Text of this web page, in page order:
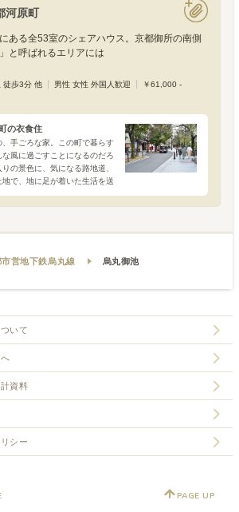
河原町
ある全53室のシェアハウス。京都御所の南側
と呼ばれるエリアには
徒歩3分 他
男性 女性 外国人歓迎
￥61,000 -
の衣食住
、手ごろな家。この町で暮らす
な風に過ごすことになるのだろ
りの景色に、気になる路地道、
地で、地に足が着いた生活を送
か。そのためには、落ち着くこ
心ができる家を、住まいにした
市営地下鉄烏丸線 烏丸御池
いて
資料
シー
PAGE UP